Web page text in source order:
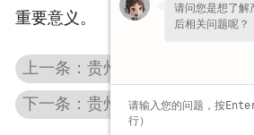
重要意义。
上一条：贵州2吨悬臂吊
下一条：贵州旋臂吊
请问您是想了解
后相关问题呢？